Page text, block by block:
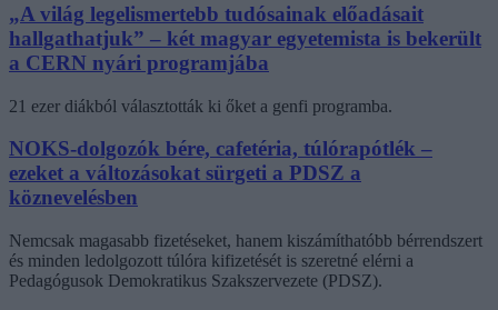
„A világ legelismertebb tudósainak előadásait
hallgathatjuk” – két magyar egyetemista is bekerült
a CERN nyári programjába
21 ezer diákból választották ki őket a genfi programba.
NOKS-dolgozók bére, cafetéria, túlórapótlék –
ezeket a változásokat sürgeti a PDSZ a
köznevelésben
Nemcsak magasabb fizetéseket, hanem kiszámíthatóbb bérrendszert
és minden ledolgozott túlóra kifizetését is szeretné elérni a
Pedagógusok Demokratikus Szakszervezete (PDSZ).